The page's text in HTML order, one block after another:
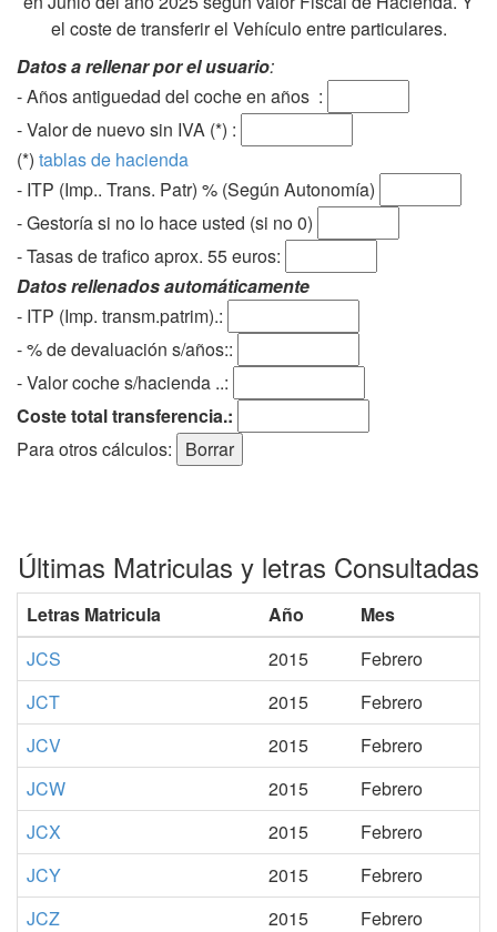
el coste de transferir el Vehículo entre particulares.
Datos a rellenar por el usuario:
- Años antiguedad del coche en años :
- Valor de nuevo sin IVA (*) :
(*) tablas de hacienda
- ITP (Imp.. Trans. Patr) % (Según Autonomía)
- Gestoría si no lo hace usted (si no 0)
-Tasas de trafico aprox. 55 euros:
Datos rellenados automáticamente
- ITP (Imp. transm.patrim).:
- % de devaluación s/años::
- Valor coche s/hacienda ..:
Coste total transferencia.:
Para otros cálculos:
Últimas Matriculas y letras Consultadas
Letras Matricula Año
Mes
JCS
2015
Febrero
JCT
2015
Febrero
JCV
2015
Febrero
JCW
2015
Febrero
JCX
2015
Febrero
JCY
2015
Febrero
JCZ
2015
Febrero